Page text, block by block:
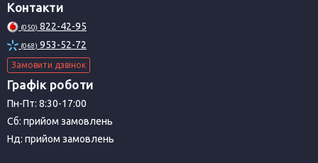
Контакти
(050) 822-42-95
(068) 953-52-72
Замовити дзвінок
Графік роботи
Пн-Пт: 8:30-17:00
Сб: прийом замовлень
Нд: прийом замовлень